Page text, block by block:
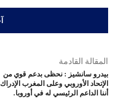
المقالة القادمة
بيدرو سانشيز : نحظى بدعم قوي من
الإتحاد الأوروبي وعلى المغرب الإدراك
أننا الداعم الرئيسي له في أوروبا.